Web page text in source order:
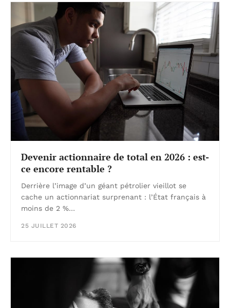
Devenir actionnaire de total en 2026 : est-
ce encore rentable ?
Derrière l’image d’un géant pétrolier vieillot se
cache un actionnariat surprenant : l’État français à
moins de 2 %…
25 JUILLET 2026